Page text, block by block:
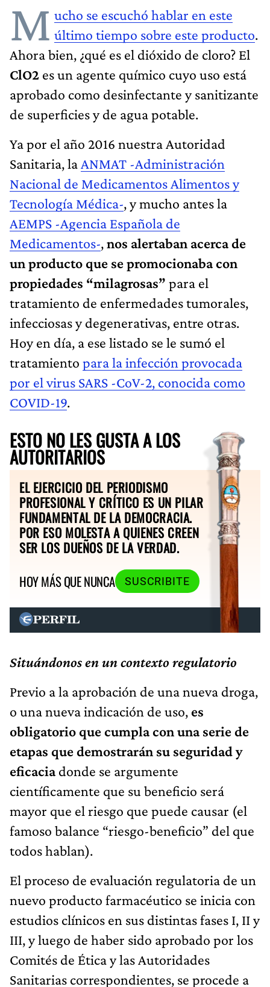
M ucho se escuchó hablar en este
último tiempo sobre este producto.
Ahora bien, ¿qué es el dióxido de cloro? El
ClO2 es un agente químico cuyo uso está
aprobado como desinfectante y sanitizante
de superficies y de agua potable.
Ya por el año 2016 nuestra Autoridad
Sanitaria, la ANMAT -Administración
Nacional de Medicamentos Alimentos y
Tecnología Médica-, y mucho antes la
AEMPS -Agencia Española de
Medicamentos-,nos alertaban acerca de
un producto que se promocionaba con
propiedades “milagrosas” para el
tratamiento de enfermedades tumorales,
infecciosas y degenerativas, entre otras.
Hoy en día, a ese listado se le sumó el
tratamiento para la infección provocada
por el virus SARS -CoV-2, conocida como
COVID-19.
ESTO NO LES GUSTA A LOS
AUTORITARIOS
EL EJERCICIO DEL PERIODISMO
PROFESIONAL Y CRÍTICO ES UN PILAR
FUNDAMENTAL DE LA DEMOCRACIA.
POR ESO MOLESTA A QUIENES CREEN
SER LOS DUEÑOS DE LA VERDAD.
HOY MÁS QUE NUNCA
SUSCRIBITE
Situándonos en un contexto regulatorio
Previo a la aprobación de una nueva droga,
o una nueva indicación de uso, es
obligatorio que cumpla con una serie de
etapas que demostrarán su seguridad y
eficaciadonde se argumente
científicamente que su beneficio será
mayor que el riesgo que puede causar (el
famoso balance “riesgo-beneficio” del que
todos hablan).
El proceso de evaluación regulatoria de un
nuevo producto farmacéutico se inicia con
estudios clínicos en sus distintas fases I, II y
III, y luego de haber sido aprobado por los
Comités de Ética y las Autoridades
Sanitarias correspondientes, se procede a